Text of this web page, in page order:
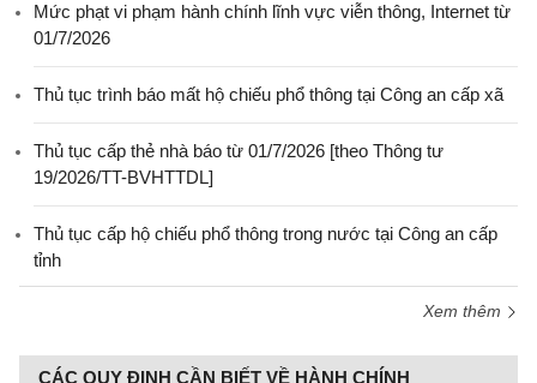
Mức phạt vi phạm hành chính lĩnh vực viễn thông, Internet từ
01/7/2026
Thủ tục trình báo mất hộ chiếu phổ thông tại Công an cấp xã
Thủ tục cấp thẻ nhà báo từ 01/7/2026 [theo Thông tư
19/2026/TT-BVHTTDL]
Thủ tục cấp hộ chiếu phổ thông trong nước tại Công an cấp
tỉnh
Xem thêm
CÁC QUY ĐỊNH CẦN BIẾT VỀ HÀNH CHÍNH